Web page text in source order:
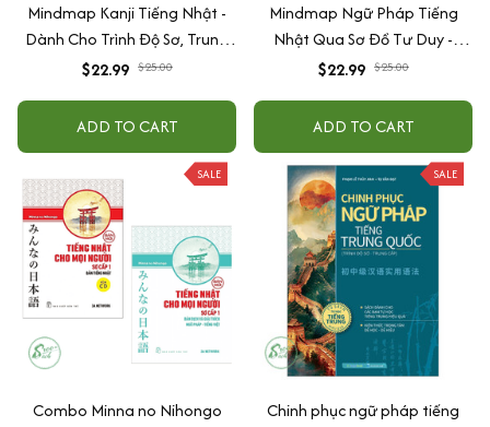
Mindmap Kanji Tiếng Nhật -
Dành Cho Trình Độ Sơ, Trung
Cấp
$22.99 $25.00
ADD TO CART
Mindmap Ngữ Pháp Tiếng
Nhật Qua Sơ Đồ Tư Duy -
Dành Cho Trình Độ Trung Cấp
$22.99 $25.00
ADD TO CART
SALE
Combo Minna no Nihongo
SALE
Chinh phục ngữ pháp tiếng